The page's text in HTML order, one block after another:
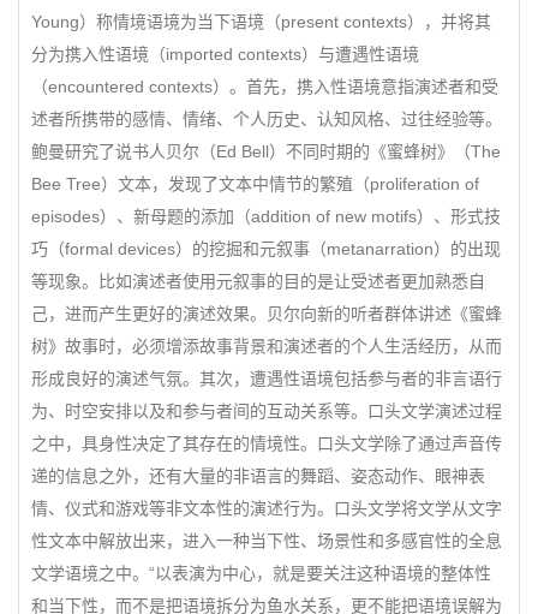
Young）称情境语境为当下语境（present contexts），并将其
分为携入性语境（imported contexts）与遭遇性语境
（encountered contexts）。首先，携入性语境意指演述者和受
述者所携带的感情、情绪、个人历史、认知风格、过往经验等。
鲍曼研究了说书人贝尔（Ed Bell）不同时期的《蜜蜂树》（The
Bee Tree）文本，发现了文本中情节的繁殖（proliferation of
episodes）、新母题的添加（addition of new motifs）、形式技
巧（formal devices）的挖掘和元叙事（metanarration）的出现
等现象。比如演述者使用元叙事的目的是让受述者更加熟悉自
己，进而产生更好的演述效果。贝尔向新的听者群体讲述《蜜蜂
树》故事时，必须增添故事背景和演述者的个人生活经历，从而
形成良好的演述气氛。其次，遭遇性语境包括参与者的非言语行
为、时空安排以及和参与者间的互动关系等。口头文学演述过程
之中，具身性决定了其存在的情境性。口头文学除了通过声音传
递的信息之外，还有大量的非语言的舞蹈、姿态动作、眼神表
情、仪式和游戏等非文本性的演述行为。口头文学将文学从文字
性文本中解放出来，进入一种当下性、场景性和多感官性的全息
文学语境之中。“以表演为中心，就是要关注这种语境的整体性
和当下性，而不是把语境拆分为鱼水关系，更不能把语境误解为